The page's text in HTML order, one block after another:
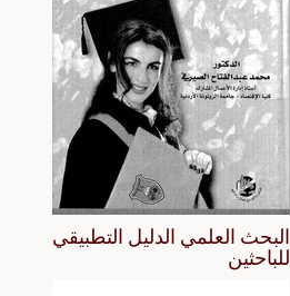
البحث العلمي الدليل التطبيقي
للباحثين